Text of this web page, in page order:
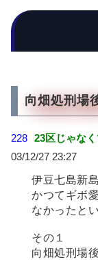
向畑処刑場
228 23区じゃな
03/12/27 23:27
伊豆七島新
かつてギボ
なかったと
その１
向畑処刑場